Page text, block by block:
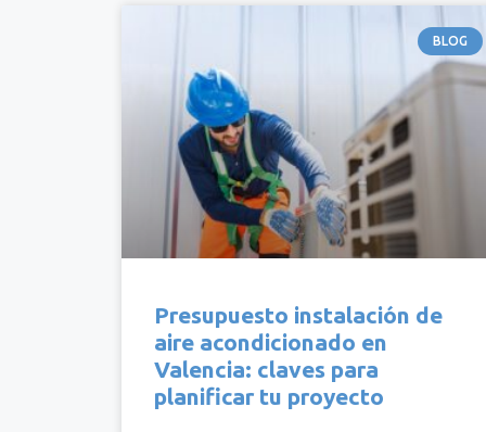
BLOG
Presupuesto instalación de
aire acondicionado en
Valencia: claves para
planificar tu proyecto